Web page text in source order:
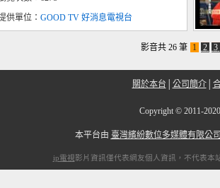
供單位： GOOD TV 好消息電視台
影音共 26 筆 1 2 3
關於本台 公司簡介│
Copyright©2011-
本平台由 臺灣繽紛數位多媒體有限公
ip電視影片資訊僅代表網友個人資訊，不代表本